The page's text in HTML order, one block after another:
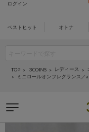
ログイン
ベストヒット オトナ
TOP 3COINS レディース
ミニロールオンフレグランス／